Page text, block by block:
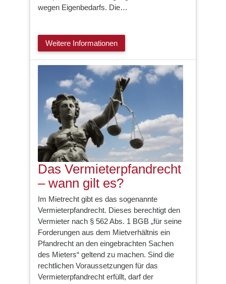
wegen Eigenbedarfs. Die…
Weitere Informationen
Das Vermieterpfandrecht
– wann gilt es?
Im Mietrecht gibt es das sogenannte
Vermieterpfandrecht. Dieses berechtigt den
Vermieter nach § 562 Abs. 1 BGB „für seine
Forderungen aus dem Mietverhältnis ein
Pfandrecht an den eingebrachten Sachen
des Mieters“ geltend zu machen. Sind die
rechtlichen Voraussetzungen für das
Vermieterpfandrecht erfüllt, darf der